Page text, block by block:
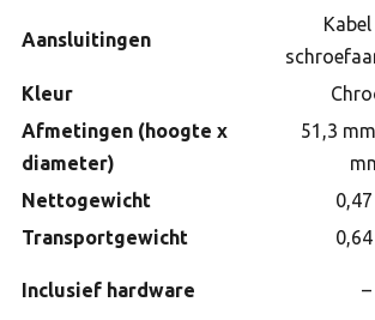
Aansluitingen
Kleur
Afmetingen (hoogte x
diameter)
51,3
Nettogewicht
Transportgewicht
Inclusief hardware –